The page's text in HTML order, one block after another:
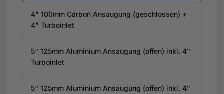
4" 100mm Carbon Ansaugung (geschlossen) +
4" Turboinlet
5" 125mm Aluminium Ansaugung (offen) inkl. 4"
Turboinlet
5" 125mm Aluminium Ansaugung (offen) inkl. 4"